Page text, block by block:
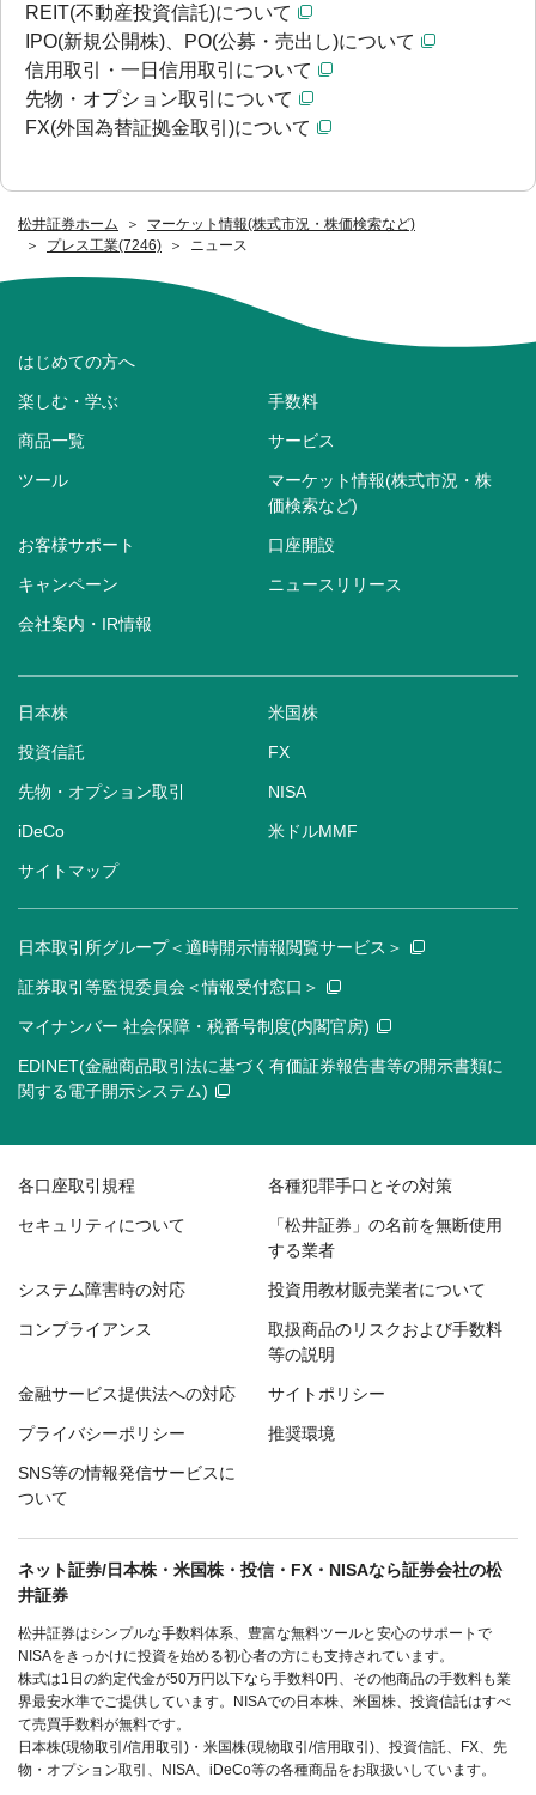
松井証券ホーム
マーケット情報(株式市況・株価検索など)
プレス工業(7246)
ニュース
REIT(不動産投資信託)について
IPO(新規公開株)、PO(公募・売出し)について
信用取引・一日信用取引について
先物・オプション取引について
FX(外国為替証拠金取引)について
はじめての方へ
楽しむ・学ぶ 手数料
商品一覧 サービス
ツール
マーケット情報(株式市況・株
価検索など)
お客様サポート 口座開設
キャンペーン ニュースリリース
会社案内・IR情報
日本株 米国株
投資信託 FX
先物・オプション取引 NISA
iDeCo 米ドルMMF
サイトマップ
日本取引所グループ＜適時開示情報閲覧サービス＞
証券取引等監視委員会＜情報受付窓口＞
マイナンバー 社会保障・税番号制度(内閣官房)
EDINET(金融商品取引法に基づく有価証券報告書等の開示書類に
関する電子開示システム)
各口座取引規程 各種犯罪手口とその対策
セキュリティについて
「松井証券」の名前を無断使用
する業者
システム障害時の対応 投資用教材販売業者について
コンプライアンス
取扱商品のリスクおよび手数料
等の説明
金融サービス提供法への対応 サイトポリシー
プライバシーポリシー 推奨環境
SNS等の情報発信サービスに
ついて
ネット証券/日本株・米国株・投信・FX・NISAなら証券会社の松
井証券
松井証券はシンプルな手数料体系、豊富な無料ツールと安心のサポートで
NISAをきっかけに投資を始める初心者の方にも支持されています。
株式は1日の約定代金が50万円以下なら手数料0円、その他商品の手数料も業
界最安水準でご提供しています。NISAでの日本株、米国株、投資信託はすべ
て売買手数料が無料です。
日本株(現物取引/信用取引)・米国株(現物取引/信用取引)、投資信託、FX、先
物・オプション取引、NISA、iDeCo等の各種商品をお取扱いしています。